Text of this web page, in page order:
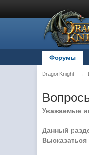
Форумы
DragonKnight →
Уважаемые
Данный